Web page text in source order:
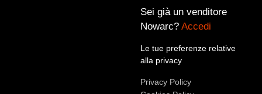
Voglio rimanere aggiornato sulle ultime novità.
Sei già un venditore
Nowarc? Accedi
Le tue preferenze relative
alla privacy
Privacy Policy